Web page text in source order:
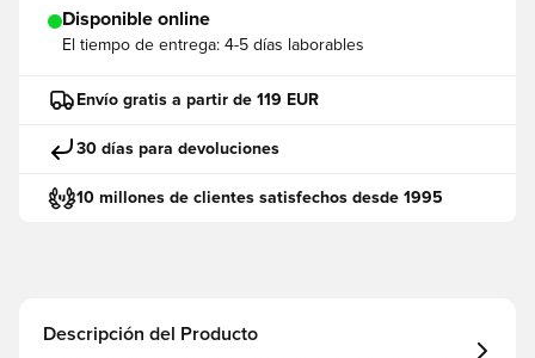
Disponible online
El tiempo de entrega: 4-5 días laborables
Envío gratis a partir de 119 EUR
30 días para devoluciones
10 millones de clientes satisfechos desde 1995
Descripción del Producto